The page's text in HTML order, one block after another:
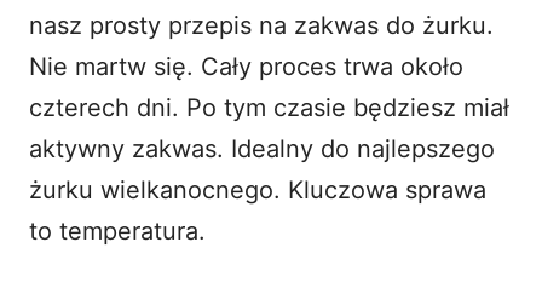
nasz prosty przepis na zakwas do żurku.
Nie martw się. Cały proces trwa około
czterech dni. Po tym czasie będziesz miał
aktywny zakwas. Idealny do najlepszego
żurku wielkanocnego. Kluczowa sprawa
to temperatura.